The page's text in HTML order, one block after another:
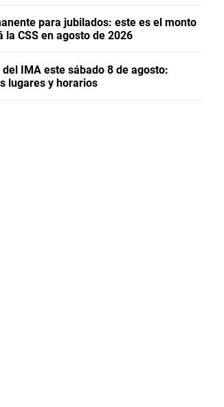
para jubilados: este es el monto
la CSS en agosto de 2026
IMA este sábado 8 de agosto:
lugares y horarios